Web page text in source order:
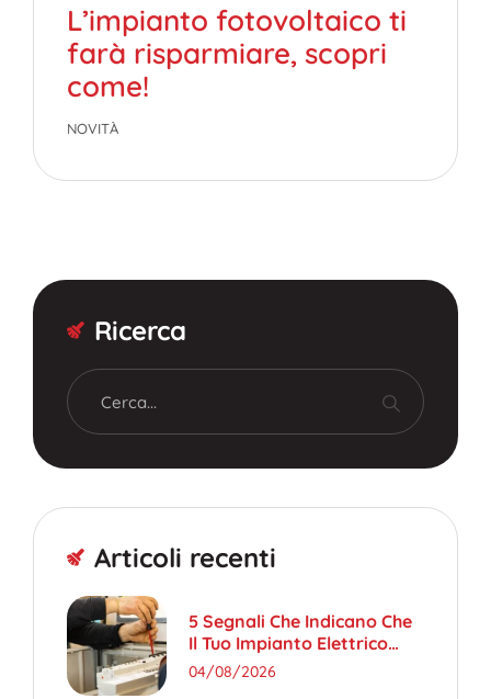
L’impianto fotovoltaico ti
farà risparmiare, scopri
come!
NOVITÀ
Ricerca
Articoli recenti
5 Segnali Che Indicano Che
Il Tuo Impianto Elettrico
Aziendale Ha Bisogno Di Un
Controllo
04/08/2026